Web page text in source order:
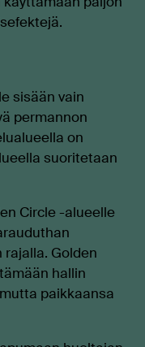
sisään vain
permannon
on
suoritetaan
Circle -alueelle
Golden
hallin
paikkaansa